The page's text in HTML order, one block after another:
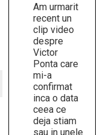
Am urmarit
recent un
clip video
despre
Victor
Ponta care
mi-a
confirmat
inca o data
ceea ce
deja stiam
sau in unele